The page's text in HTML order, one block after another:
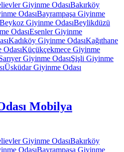
Giyinme OdasıBakırköy
OdasıBayrampaşa Giyinme
Beykoz Giyinme OdasıBeylikdüzü
OdasıEsenler Giyinme
Kadıköy Giyinme OdasıKağıthane
Küçükçekmece Giyinme
Giyinme OdasıŞişli Giyinme
Üsküdar Giyinme Odası
Mobilya
Giyinme OdasıBakırköy
OdasıBayrampaşa Giyinme